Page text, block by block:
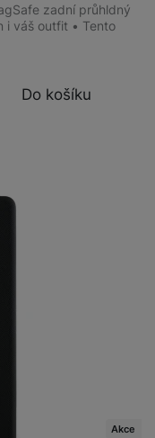
zadní průhldný
i váš outfit • Tento
Do košíku
Akce